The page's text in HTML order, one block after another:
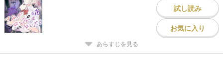
試し読み
お気に入り
あらすじを見る